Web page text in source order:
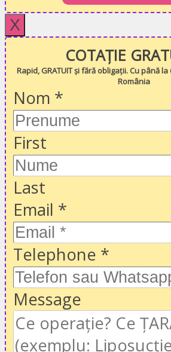
X
COTAȚIE
Rapid, GRATUIT și fără obligații. Cu până
România
Nom *
First
Last
Email *
Telephone *
Message